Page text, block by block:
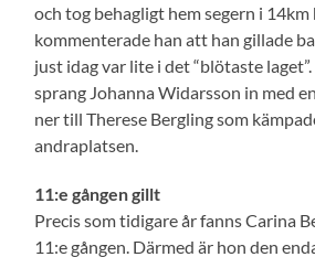
och tog behagligt hem segern i 14km
kommenterade han att han gillade
just idag var lite i det “blötaste
sprang Johanna Widarsson in med
ner till Therese Bergling som
andraplatsen.
11:e gången gillt
Precis som tidigare år fanns Carina
11:e gången. Därmed är hon den